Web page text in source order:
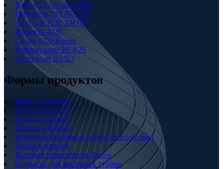
Хейнс 25 (сплав L605)
Инконель 718 N07718
Лист GH3030 XH78T
Инвар36-4J36
Сплав 4J29-Ковар
Рефракталой 26/ R26
Хастеллой B2/B3
Формы продуктов
Бары и стержни
Лист и пластина
Трубы и трубки
Полоса и фольга
Ковочные фланцы из никелевого сплава
Болты и крепеж
Высокая температура Весна
Подвеска для масляных турбин